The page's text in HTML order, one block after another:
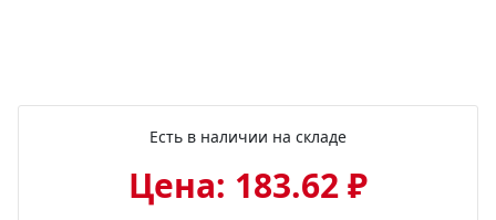
Есть в наличии на складе
Цена: 183.62 ₽